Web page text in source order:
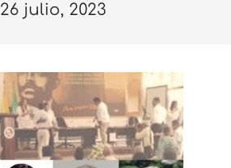
26 julio, 2023